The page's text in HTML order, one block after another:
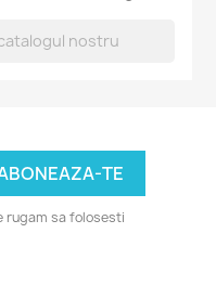
rugam sa folosesti